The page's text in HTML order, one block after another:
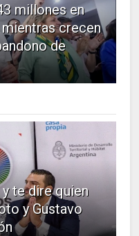
millones en
crecen
de
te dire quien
y Gustavo